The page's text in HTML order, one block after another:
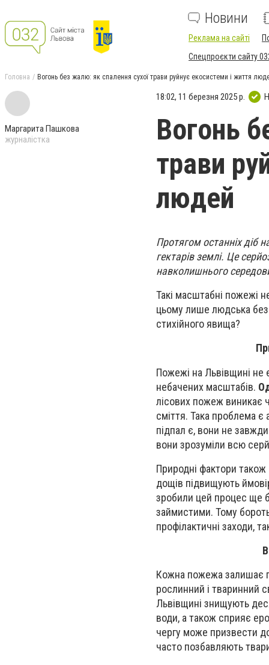
Новини
Реклама на сайті
Спецпроєкти сайту
Головна Вогонь без жалю: як спалення сухої трави руйнує екосистеми і життя
Маргарита Пашкова
журналістка
18:02, 11 березня 2025 р.
Вогонь
трави
людей
Протягом останніх діб
гектарів землі. Це
навколишнього
Такі масштабні пожежі
цьому лише людська
стихійного явища?
Пожежі на Львівщині не
небачених масштабів.
лісових пожеж виникає
сміття. Така проблема є
підпал є, вони не
вони зрозуміли всю
Природні фактори також
дощів підвищують
зробили цей процес ще
займистими. Тому
профілактичні заходи,
Кожна пожежа залишає
рослинний і тваринний
Львівщині знищують
води, а також сприяє
чергу може призвести
часто позбавляють